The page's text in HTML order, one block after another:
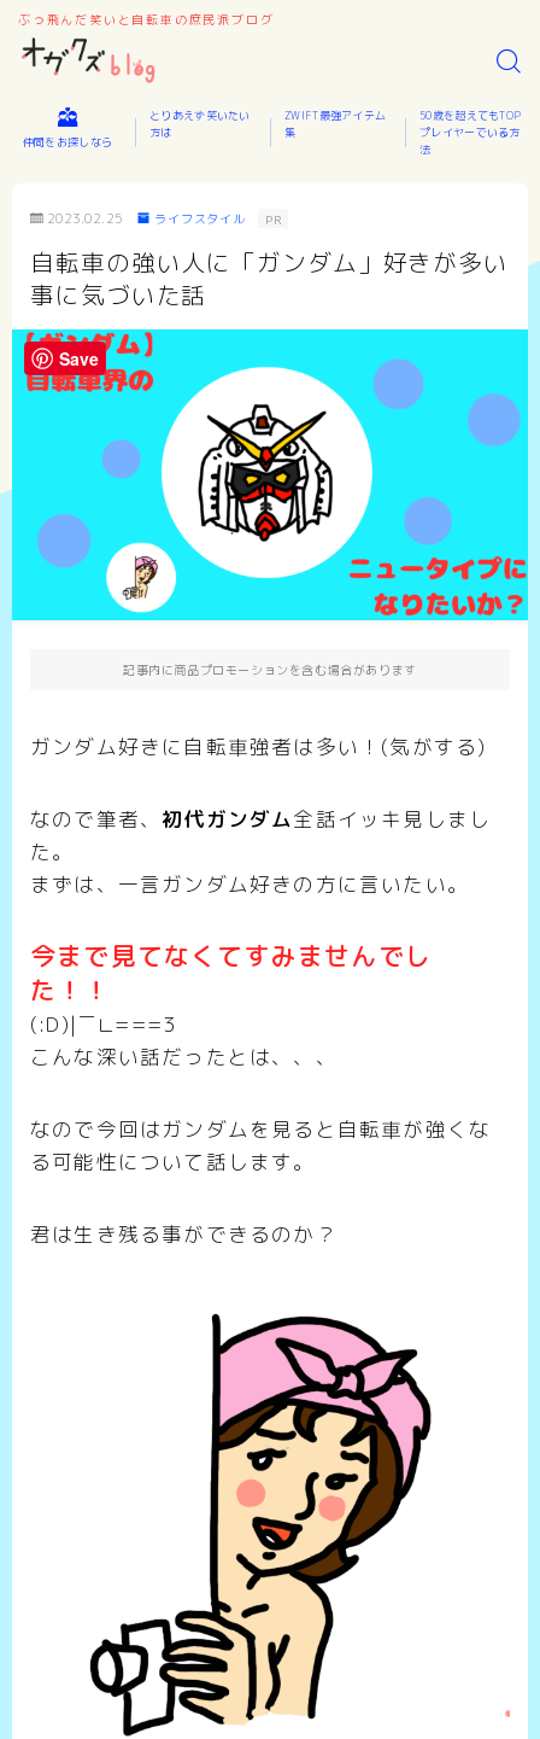
ぶっ飛んだ笑いと自転車の庶民派ブログ
仲間をお探しなら
とりあえず笑いたい
方は
ZWIFT最強アイテム
集
50歳を超えてもTOP
プレイヤーでいる方
法
2023.02.25 ライフスタイル PR
自転車の強い人に「ガンダム」好きが多い
事に気づいた話
記事内に商品プロモーションを含む場合があります
ガンダム好きに自転車強者は多い！(気がする)
なので筆者、 初代ガンダム全話イッキ見しまし
た。
まずは、一言ガンダム好きの方に言いたい。
今まで見てなくてすみませんでし
た！！
(:D)|￣∟===3
こんな深い話だったとは、、、
なので今回はガンダムを見ると自転車が強くな
る可能性について話します。
君は生き残る事ができるのか？
Save